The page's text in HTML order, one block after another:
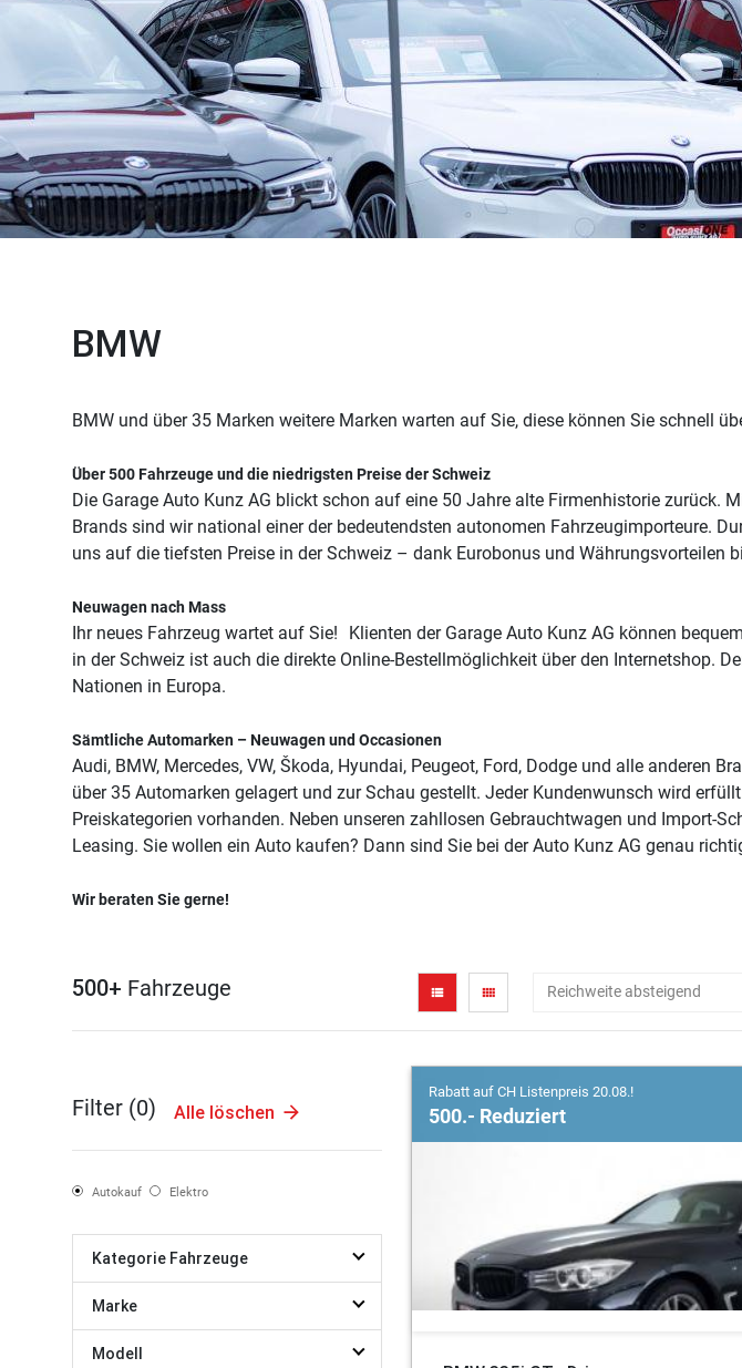
BMW
BMW und über 35 Marken weitere Marken warten auf Sie, diese können Sie schnell
Über 500 Fahrzeuge und die niedrigsten Preise der Schweiz
Die Garage Auto Kunz AG blickt schon auf eine 50 Jahre alte Firmenhistorie
Brands sind wir national einer der bedeutendsten autonomen Fahrzeugimporteure.
uns auf die tiefsten Preise in der Schweiz – dank Eurobonus und Währungsvorteilen
Neuwagen nach Mass
Ihr neues Fahrzeug wartet auf Sie! Klienten der Garage Auto Kunz AG können
in der Schweiz ist auch die direkte Online-Bestellmöglichkeit über den Internetshop.
Nationen in Europa.
Sämtliche Automarken – Neuwagen und Occasionen
Audi, BMW, Mercedes, VW, Škoda, Hyundai, Peugeot, Ford, Dodge und alle anderen
über 35 Automarken gelagert und zur Schau gestellt. Jeder Kundenwunsch wird
Preiskategorien vorhanden. Neben unseren zahllosen Gebrauchtwagen und Import-
Leasing. Sie wollen ein Auto kaufen? Dann sind Sie bei der Auto Kunz AG genau
Wir beraten Sie gerne!
500+ Fahrzeuge view_list view_comfy Reichweite absteigend
Filter (0) Alle löschen
Autokauf Elektro
Kategorie Fahrzeuge
Marke
Modell
Rabatt auf CH Listenpreis 20.08.!
500.- Reduziert